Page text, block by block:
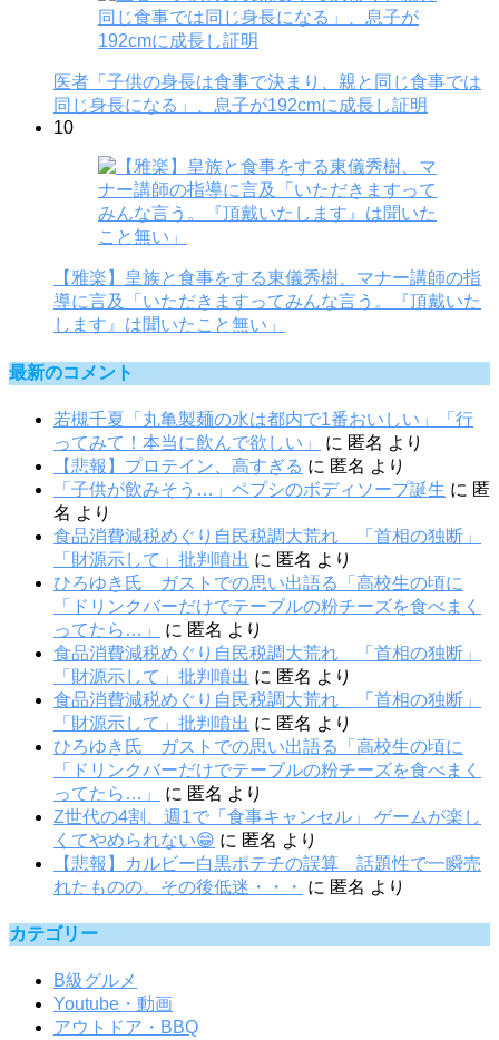
医者「子供の身長は食事で決まり、親と同じ食事では
同じ身長になる」、息子が192cmに成長し証明
10
【雅楽】皇族と食事をする東儀秀樹、マナー講師の指
導に言及「いただきますってみんな言う。『頂戴いた
します』は聞いたこと無い」
最新のコメント
若槻千夏「丸亀製麺の水は都内で1番おいしい」「行
ってみて！本当に飲んで欲しい」
に 匿名 より
【悲報】プロテイン、高すぎる に 匿名 より
「子供が飲みそう…」ペプシのボディソープ誕生 に 匿
名 より
食品消費減税めぐり自民税調大荒れ 「首相の独断」
「財源示して」批判噴出 に 匿名 より
ひろゆき氏 ガストでの思い出語る「高校生の頃に
「ドリンクバーだけでテーブルの粉チーズを食べまく
ってたら…」
に 匿名 より
食品消費減税めぐり自民税調大荒れ 「首相の独断」
「財源示して」批判噴出 に 匿名 より
食品消費減税めぐり自民税調大荒れ 「首相の独断」
「財源示して」批判噴出 に 匿名 より
ひろゆき氏 ガストでの思い出語る「高校生の頃に
「ドリンクバーだけでテーブルの粉チーズを食べまく
ってたら…」
に 匿名 より
Z世代の4割、週1で「食事キャンセル」 ゲームが楽し
くてやめられない😁 に 匿名 より
【悲報】カルビー白黒ポテチの誤算 話題性で一瞬売
れたものの、その後低迷・・・
に 匿名 より
カテゴリー
B級グルメ
Youtube・動画
アウトドア・BBQ